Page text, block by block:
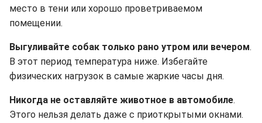
место в тени или хорошо проветриваемом
помещении.
Выгуливайте собак только рано утром или вечером.
В этот период температура ниже. Избегайте
физических нагрузок в самые жаркие часы дня.
Никогда не оставляйте животное в автомобиле.
Этого нельзя делать даже с приоткрытыми окнами.